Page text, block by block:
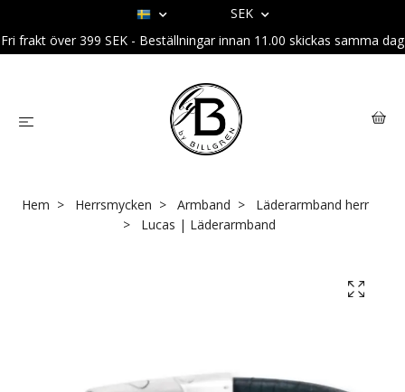
SEK
Fri frakt över 399 SEK - Beställningar innan 11.00 skickas samma dag
Hem Herrsmycken Armband
Läderarmband herr
Lucas | Läderarmband